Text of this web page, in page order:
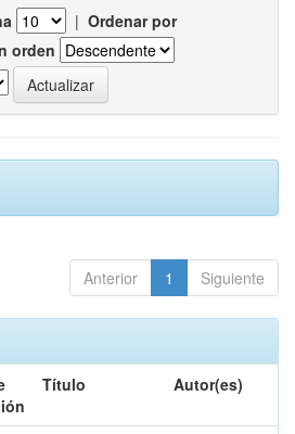
| Ordenar por
orden
Anterior 1 Siguiente
Título Autor(es)